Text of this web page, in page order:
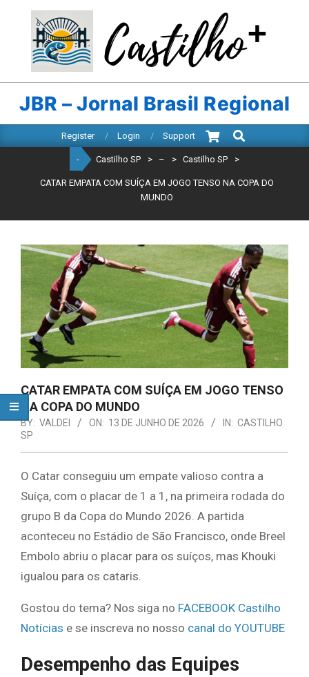
content
CASTILHO
SP
JBR – Jornal Brasil Regional
Navigation
Register Login Support
Search
- Castilho SP > – > Castilho SP >
CATAR EMPATA COM SUÍÇA EM JOGO TENSO NA COPA DO
MUNDO
CATAR EMPATA COM SUÍÇA EM JOGO TENSO
NA COPA DO MUNDO
BY: VALDEI ON: 13 DE JUNHO DE 2026 IN: CASTILHO
SP
O Catar conseguiu um empate valioso contra a
Suíça, com o placar de 1 a 1, na primeira rodada do
grupo B da Copa do Mundo 2026. A partida
aconteceu no Estádio de São Francisco, onde Breel
Embolo abriu o placar para os suíços, mas Khouki
igualou para os cataris.
Gostou do tema? Nos siga no FACEBOOK Castilho
Notícias e se inscreva no nosso canal do YOUTUBE
Desempenho das Equipes